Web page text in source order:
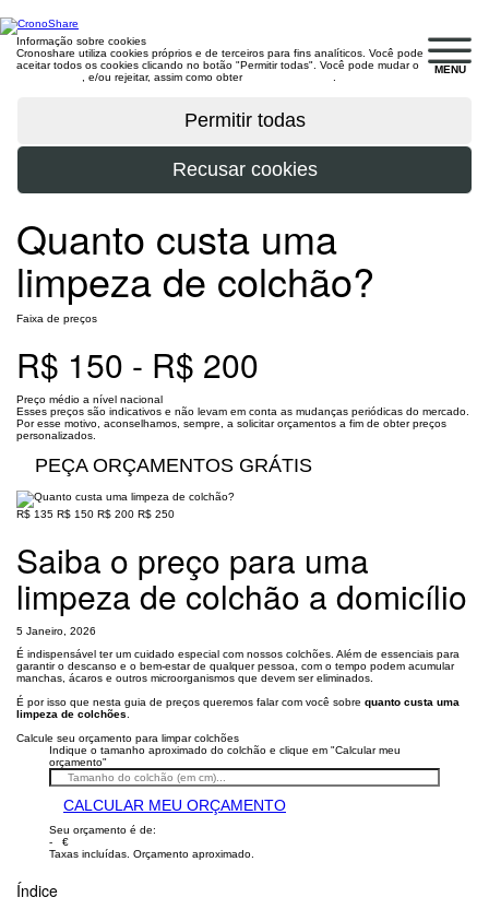
MENU
Informação sobre cookies
Cronoshare utiliza cookies próprios e de terceiros para fins analíticos. Você pode
aceitar todos os cookies clicando no botão "Permitir todas". Você pode mudar o
, e/ou rejeitar, assim como obter
Quanto custa uma
limpeza de colchão?
Faixa de preços
R$ 150 - R$ 200
Preço médio a nível nacional
Esses preços são indicativos e não levam em conta as mudanças periódicas do mercado.
Por esse motivo, aconselhamos, sempre, a solicitar orçamentos a fim de obter preços
personalizados.
PEÇA ORÇAMENTOS GRÁTIS
R$ 135 R$ 150 R$ 200 R$ 250
Saiba o preço para uma
limpeza de colchão a domicílio
5 Janeiro, 2026
É indispensável ter um cuidado especial com nossos colchões. Além de essenciais para
garantir o descanso e o bem-estar de qualquer pessoa, com o tempo podem acumular
manchas, ácaros e outros microorganismos que devem ser eliminados.
É por isso que nesta guia de preços queremos falar com você sobre quanto custa uma
limpeza de colchões
Calcule seu orçamento para limpar colchões
Indique o tamanho aproximado do colchão e clique em "Calcular meu
orçamento"
CALCULAR MEU ORÇAMENTO
Seu orçamento é de:
- €
Taxas incluídas. Orçamento aproximado.
Índice